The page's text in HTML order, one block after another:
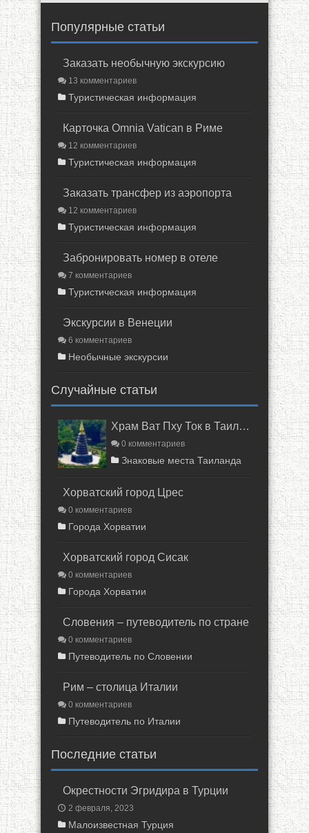
Популярные статьи
Заказать необычную экскурсию
13 комментариев
Туристическая информация
Карточка Omnia Vatican в Риме
12 комментариев
Туристическая информация
Заказать трансфер из аэропорта
12 комментариев
Туристическая информация
Забронировать номер в отеле
7 комментариев
Туристическая информация
Экскурсии в Венеции
6 комментариев
Необычные экскурсии
Случайные статьи
Храм Ват Пху Ток в Таиланде
0 комментариев
Знаковые места Таиланда
Хорватский город Црес
0 комментариев
Города Хорватии
Хорватский город Сисак
0 комментариев
Города Хорватии
Словения – путеводитель по стране
0 комментариев
Путеводитель по Словении
Рим – столица Италии
0 комментариев
Путеводитель по Италии
Последние статьи
Окрестности Эгридира в Турции
2 февраля, 2023
Малоизвестная Турция